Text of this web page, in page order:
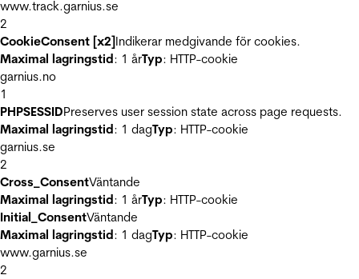
www.track.garnius.se
2
CookieConsent [x2]Indikerar medgivande för cookies.
Maximal lagringstid: 1 årTyp: HTTP-cookie
garnius.no
1
PHPSESSIDPreserves user session state across page requests.
Maximal lagringstid: 1 dagTyp: HTTP-cookie
garnius.se
2
Cross_ConsentVäntande
Maximal lagringstid: 1 årTyp: HTTP-cookie
Initial_ConsentVäntande
Maximal lagringstid: 1 dagTyp: HTTP-cookie
www.garnius.se
2